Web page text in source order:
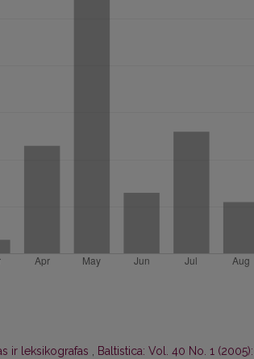
ir leksikografas , Baltistica: Vol. 40 No. 1 (2005):